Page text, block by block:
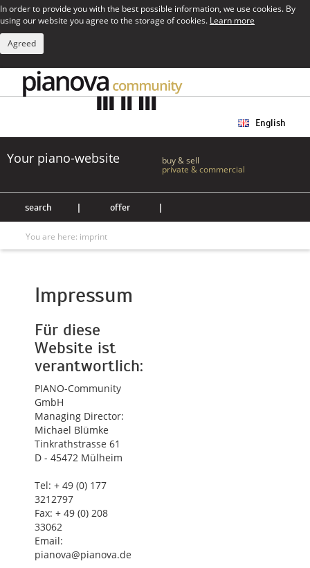
In order to provide you with the best possible information, we use cookies. By
using our website you agree to the storage of cookies. Learn more
Agreed
English
Your piano-website buy & sell
private & commercial
search | offer |
You are here: imprint
Impressum
Für diese
Website ist
verantwortlich:
PIANO-Community
GmbH
Managing Director:
Michael Blümke
Tinkrathstrasse 61
D - 45472 Mülheim
Tel: + 49 (0) 177
3212797
Fax: + 49 (0) 208
33062
Email:
pianova@pianova.de